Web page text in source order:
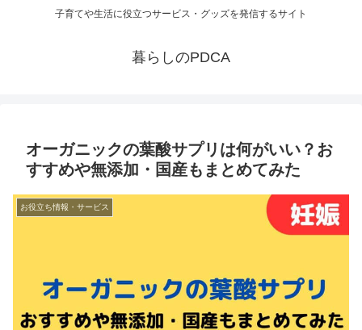
子育てや生活に役立つサービス・グッズを発信するサイト
暮らしのPDCA
オーガニックの葉酸サプリは何がいい？お
すすめや無添加・国産もまとめてみた
お役立ち情報・サービス